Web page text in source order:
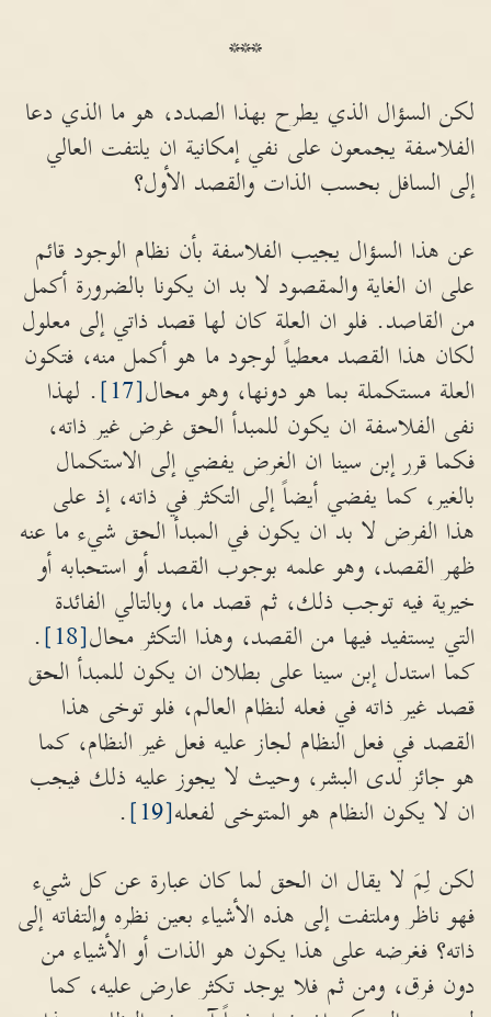
***
لكن السؤال الذي يطرح بهذا الصدد، هو ما الذي دعا
الفلاسفة يجمعون على نفي إمكانية ان يلتفت العالي
إلى السافل بحسب الذات والقصد الأول؟
عن هذا السؤال يجيب الفلاسفة بأن نظام الوجود قائم
على ان الغاية والمقصود لا بد ان يكونا بالضرورة أكمل
من القاصد. فلو ان العلة كان لها قصد ذاتي إلى معلول
لكان هذا القصد معطياً لوجود ما هو أكمل منه، فتكون
العلة مستكملة بما هو دونها، وهو محال[17]
. لهذا
نفى الفلاسفة ان يكون للمبدأ الحق غرض غير ذاته،
فكما قرر إبن سينا ان الغرض يفضي إلى الاستكمال
بالغير، كما يفضي أيضاً إلى التكثر في ذاته، إذ على
هذا الفرض لا بد ان يكون في المبدأ الحق شيء ما عنه
ظهر القصد، وهو علمه بوجوب القصد أو استحبابه أو
خيرية فيه توجب ذلك، ثم قصد ما، وبالتالي الفائدة
التي يستفيد فيها من القصد، وهذا التكثر محال[18]
.
كما استدل إبن سينا على بطلان ان يكون للمبدأ الحق
قصد غير ذاته في فعله لنظام العالم، فلو توخى هذا
القصد في فعل النظام لجاز عليه فعل غير النظام، كما
هو جائز لدى البشر، وحيث لا يجوز عليه ذلك فيجب
ان لا يكون النظام هو المتوخى لفعله[19]
.
لكن لِمَ لا يقال ان الحق لما كان عبارة عن كل شيء
فهو ناظر وملتفت إلى هذه الأشياء بعين نظره وإلتفاته إلى
ذاته؟ فغرضه على هذا يكون هو الذات أو الأشياء من
دون فرق، ومن ثم فلا يوجد تكثر عارض عليه، كما